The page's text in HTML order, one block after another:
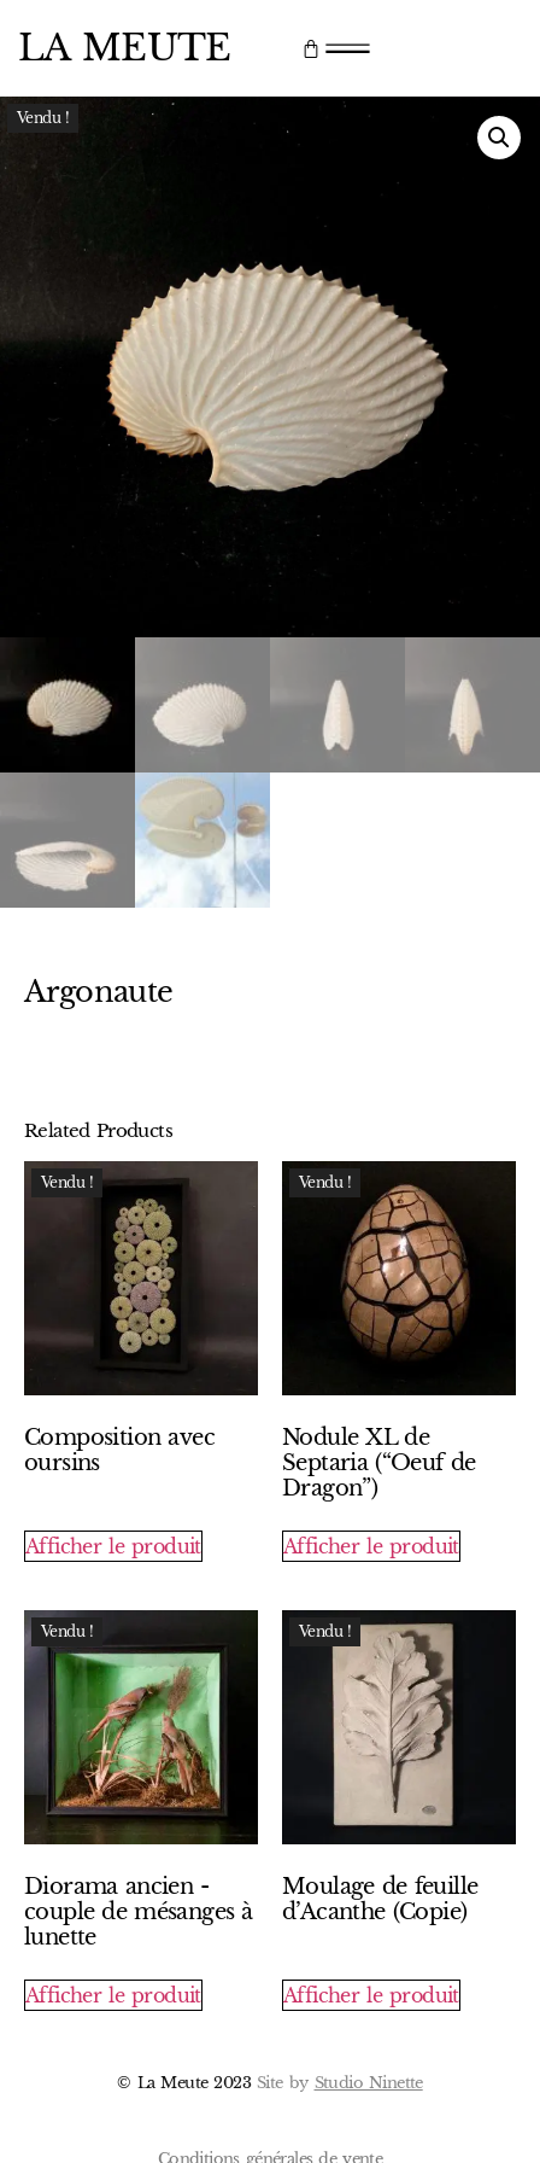
LA MEUTE
Vendu !
Argonaute
Related Products
Vendu !
Composition avec
oursins
Afficher le produit
Vendu !
Nodule XL de
Septaria (“Oeuf de
Dragon”)
Afficher le produit
Vendu !
Diorama ancien -
couple de mésanges à
lunette
Afficher le produit
Vendu !
Moulage de feuille
d’Acanthe (Copie)
Afficher le produit
© La Meute 2023Site by Studio Ninette
Conditions générales de vente